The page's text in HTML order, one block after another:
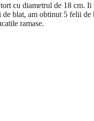
cu diametrul de 18 cm. Ii
blat, am obtinut 5 felii de
ramase.